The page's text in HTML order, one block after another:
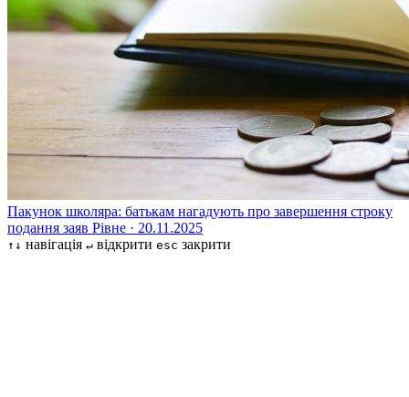
Пакунок школяра: батькам нагадують про завершення строку
подання заяв Рівне · 20.11.2025
↑↓ навігація ↵ відкрити esc закрити